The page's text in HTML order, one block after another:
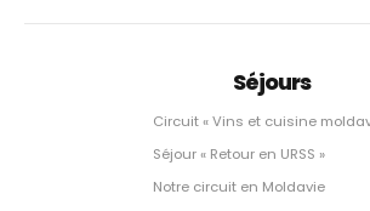
Séjours
Circuit « Vins et cuisine
Séjour « Retour en URSS »
Notre circuit en Moldavie